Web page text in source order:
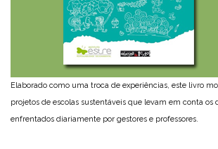
Elaborado como uma troca de experiências, este livro
projetos de escolas sustentáveis que levam em conta os
enfrentados diariamente por gestores e professores.